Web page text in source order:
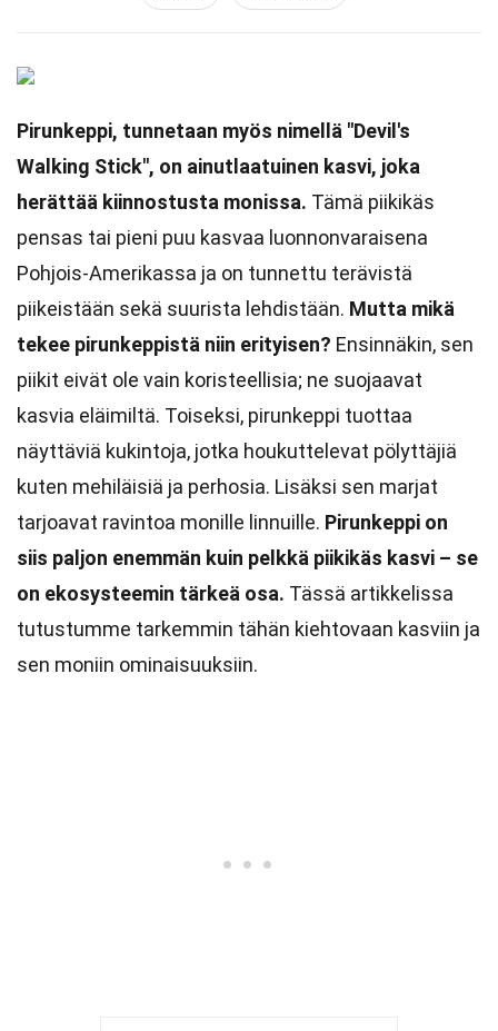
Pirunkeppi, tunnetaan myös nimellä "Devil's
Walking Stick", on ainutlaatuinen kasvi, joka
herättää kiinnostusta monissa. Tämä piikikäs
pensas tai pieni puu kasvaa luonnonvaraisena
Pohjois-Amerikassa ja on tunnettu terävistä
piikeistään sekä suurista lehdistään. Mutta mikä
tekee pirunkeppistä niin erityisen? Ensinnäkin, sen
piikit eivät ole vain koristeellisia; ne suojaavat
kasvia eläimiltä. Toiseksi, pirunkeppi tuottaa
näyttäviä kukintoja, jotka houkuttelevat pölyttäjiä
kuten mehiläisiä ja perhosia. Lisäksi sen marjat
tarjoavat ravintoa monille linnuille. Pirunkeppi on
siis paljon enemmän kuin pelkkä piikikäs kasvi – se
on ekosysteemin tärkeä osa. Tässä artikkelissa
tutustumme tarkemmin tähän kiehtovaan kasviin ja
sen moniin ominaisuuksiin.